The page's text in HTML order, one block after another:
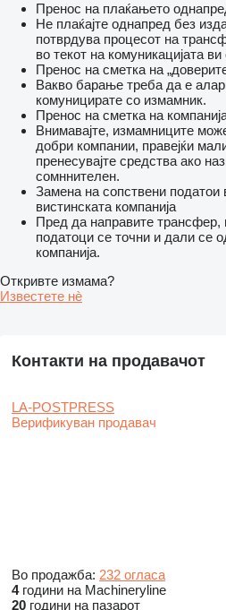
Пренос на плаќањето
Не плаќајте однапред без
потврдува процесот на
во текот на комуникацијата
Пренос на сметка на
Вакво барање треба да е
комуницирате со измамник.
Пренос на сметка на
Внимавајте, измамниците
добри компании, правејќи
пренесувајте средства ако
сомннителен.
Замена на сопствени податои
вистинската компанија
Пред да направите трансфер,
податоци се точни и дали се
компанија.
Откривте измама?
Известете нѐ
Контакти на продавачот
LA-POSTPRESS
Верификуван продавач
Во продажба: 232 огласа
4години на Machineryline
20 години на пазарот